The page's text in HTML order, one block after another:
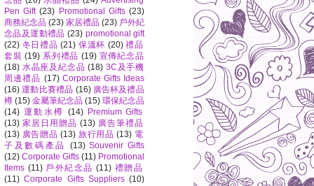
Pen Gift (23) Promotional Gifts (23)
商務紀念品 (23) 家居禮品 (23) 戶外紀
念品及運動禮品 (23) promotional gift
(22) 冬日禮品 (21) 保溫杯 (20) 禮品
套裝 (19) 系列禮品 (19) 宣傳紀念品
(18) 水晶座及紀念品 (18) 3C及手機
周邊禮品 (17) Corporate Gifts Ideas
(16) 運動比賽禮品 (16) 廣告杯及禮品
樽 (15) 金屬筆紀念品 (15) 環保紀念品
(14) 運動水樽 (14) Premium Gifts
(13) 家居日用贈品 (13) 廣告筆禮品
(13) 廣告贈品 (13) 旅行用品 (13) 電
子及數碼產品
(13) Souvenir Gifts
(12) Corporate Gifts (11) Promotional
Items (11) 戶外紀念品 (11) 禮贈品
(11) Corporate Gifts Suppliers (10)